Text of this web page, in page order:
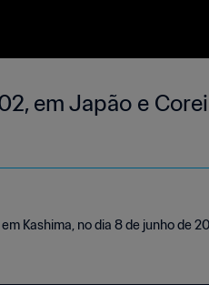
em Japão e
Kashima, no dia 8 de junho de